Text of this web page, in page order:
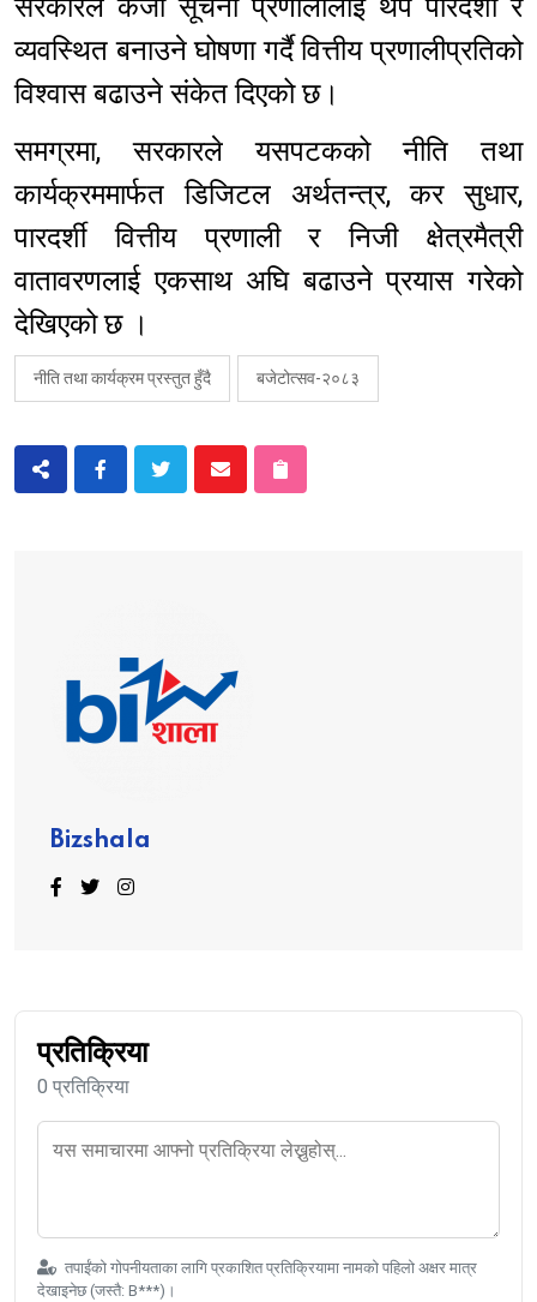
सरकारले कर्जा सूचना प्रणालीलाई थप पारदर्शी र
व्यवस्थित बनाउने घोषणा गर्दै वित्तीय प्रणालीप्रतिको
विश्वास बढाउने संकेत दिएको छ।
समग्रमा, सरकारले यसपटकको नीति तथा
कार्यक्रममार्फत डिजिटल अर्थतन्त्र, कर सुधार,
पारदर्शी वित्तीय प्रणाली र निजी क्षेत्रमैत्री
वातावरणलाई एकसाथ अघि बढाउने प्रयास गरेको
देखिएको छ ।
नीति तथा कार्यक्रम प्रस्तुत हुँदै बजेटोत्सव-२०८३
Bizshala
प्रतिक्रिया
0 प्रतिक्रिया
तपाईंको गोपनीयताका लागि प्रकाशित प्रतिक्रियामा नामको पहिलो अक्षर मात्र
देखाइनेछ (जस्तै: B***)।